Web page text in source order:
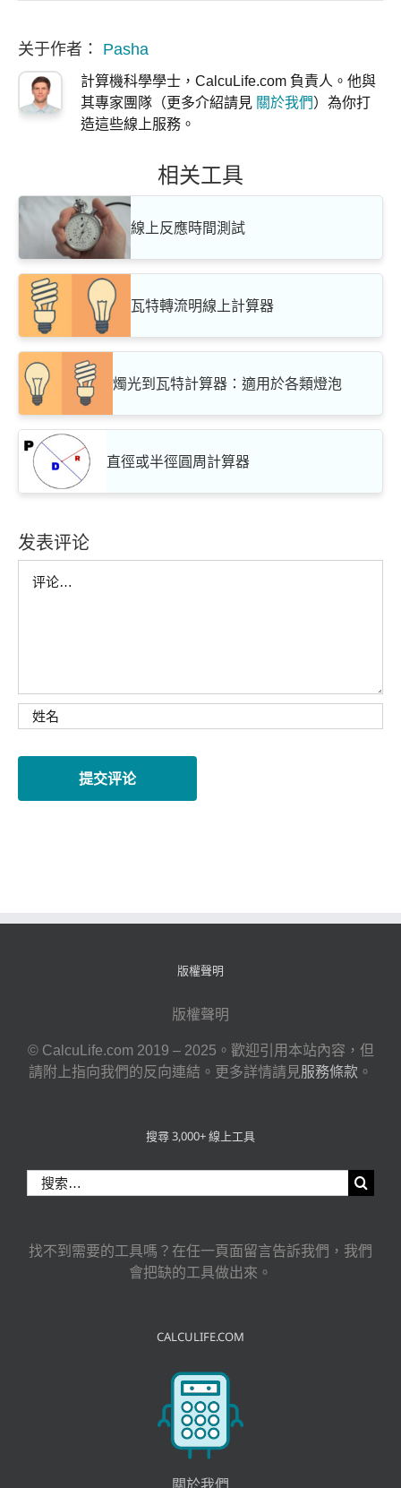
关于作者： Pasha
計算機科學學士，CalcuLife.com 負責人。他與
其專家團隊（更多介紹請見 關於我們）為你打
造這些線上服務。
相关工具
線上反應時間測試
瓦特轉流明線上計算器
燭光到瓦特計算器：適用於各類燈泡
直徑或半徑圓周計算器
发表评论
版權聲明
版權聲明
© CalcuLife.com 2019 – 2025。歡迎引用本站內容，但
請附上指向我們的反向連結。更多詳情請見服務條款 。
搜尋 3,000+ 線上工具
索
果：
找不到需要的工具嗎？在任一頁面留言告訴我們，我們
會把缺的工具做出來。
CALCULIFE.COM
關於我們